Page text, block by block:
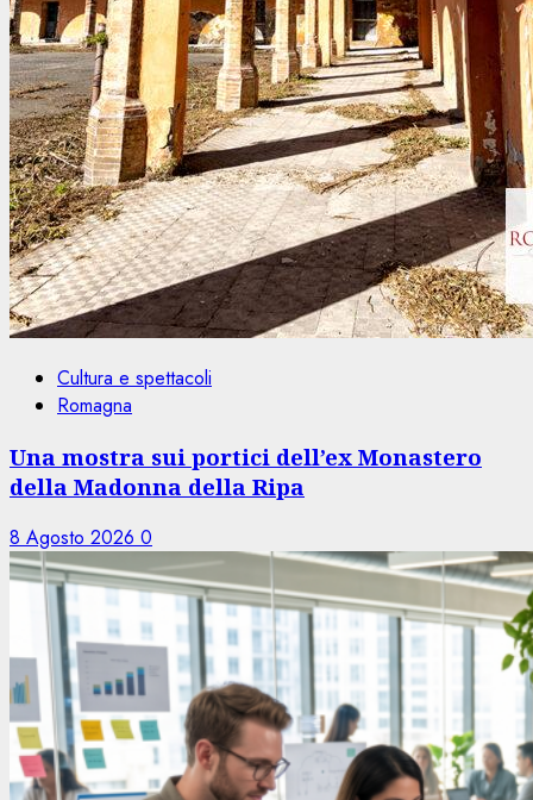
Cultura e spettacoli
Romagna
Una mostra sui portici dell’ex Monastero
della Madonna della Ripa
8 Agosto 2026 0